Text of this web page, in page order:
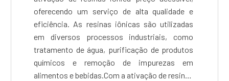
oferecendo um serviço de alta qualidade e
eficiência. As resinas iônicas são utilizadas
em diversos processos industriais, como
tratamento de água, purificação de produtos
químicos e remoção de impurezas em
alimentos e bebidas.Com a ativação de resinas